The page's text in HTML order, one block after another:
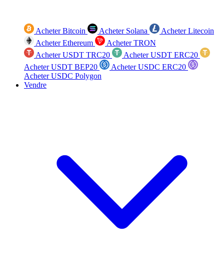
Acheter Bitcoin Acheter Solana
Acheter Litecoin
Acheter Ethereum
Acheter TRON
Acheter USDT TRC20
Acheter USDT ERC20
Acheter USDT BEP20
Acheter USDC ERC20
Acheter USDC Polygon
Vendre